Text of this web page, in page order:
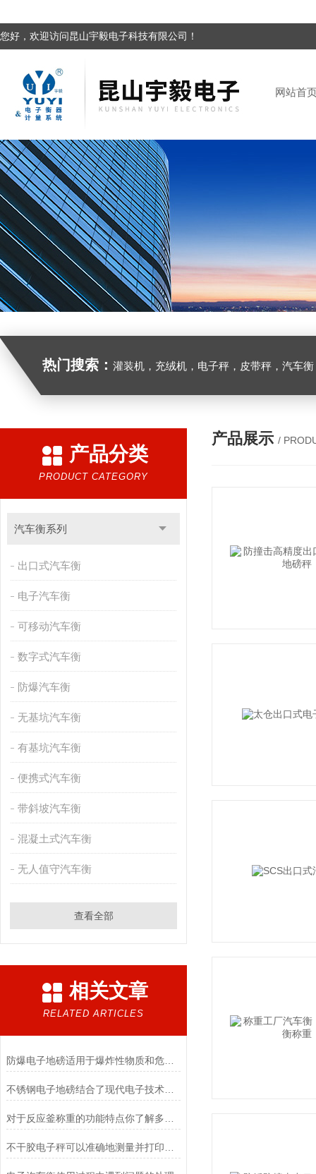
您好，欢迎访问昆山宇毅电子科技有限公司！
网站首
热门搜索： 灌装机，充绒机，电子秤，皮带秤，汽车
产品分类
PRODUCT CATEGORY
汽车衡系列
出口式汽车衡
电子汽车衡
可移动汽车衡
数字式汽车衡
防爆汽车衡
无基坑汽车衡
有基坑汽车衡
便携式汽车衡
带斜坡汽车衡
混凝土式汽车衡
无人值守汽车衡
查看全部
相关文章
RELATED ARTICLES
防爆电子地磅适用于爆炸性物质和危险场所的称重计量
不锈钢电子地磅结合了现代电子技术和高质量不锈钢材料的优点
产品展示 /